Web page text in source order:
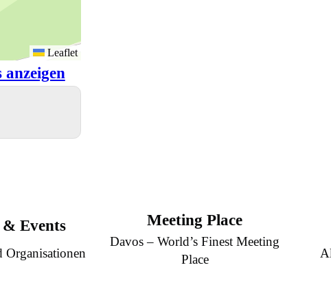
Leaflet
Events
Organisationen
Meeting Place
Davos – World’s Finest Meeting
Place